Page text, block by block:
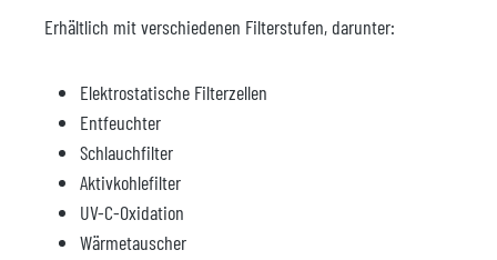
Erhältlich mit verschiedenen Filterstufen, darunter:
Elektrostatische Filterzellen
Entfeuchter
Schlauchfilter
Aktivkohlefilter
UV-C-Oxidation
Wärmetauscher